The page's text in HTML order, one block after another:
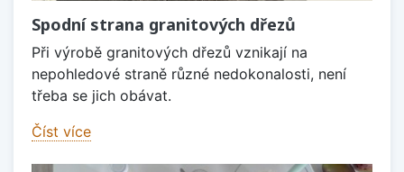
Spodní strana granitových dřezů
Při výrobě granitových dřezů vznikají na
nepohledové straně různé nedokonalosti, není
třeba se jich obávat.
Číst více